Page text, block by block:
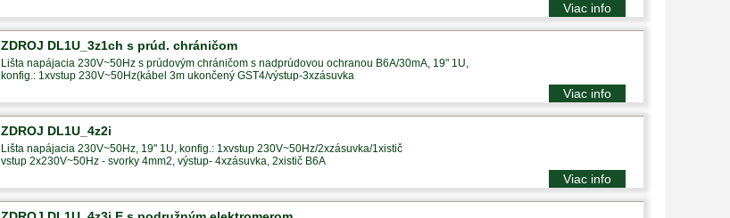
Viac info
ZDROJ DL1U_3z1ch s prúd. chráničom
Lišta napájacia 230V~50Hz s prúdovým chráničom s nadprúdovou ochranou B6A/30mA, 19" 1U,
konfig.: 1xvstup 230V~50Hz(kábel 3m ukončený GST4/výstup-3xzásuvka
Viac info
ZDROJ DL1U_4z2i
Lišta napájacia 230V~50Hz, 19" 1U, konfig.: 1xvstup 230V~50Hz/2xzásuvka/1xistič
vstup 2x230V~50Hz - svorky 4mm2, výstup- 4xzásuvka, 2xistič B6A
Viac info